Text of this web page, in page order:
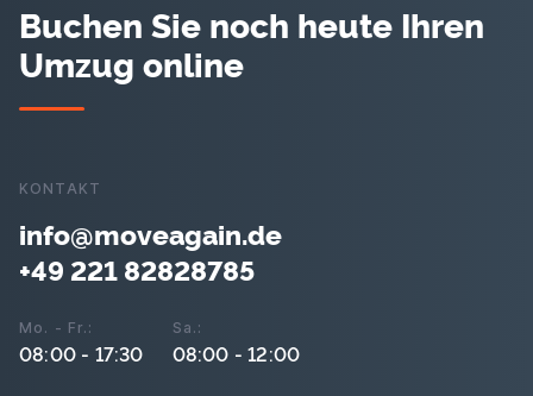
Buchen Sie noch heute Ihren
Umzug online
KONTAKT
info@moveagain.de
+49 221 82828785
Mo. - Fr.:
08:00 - 17:30
Sa.:
08:00 - 12:00